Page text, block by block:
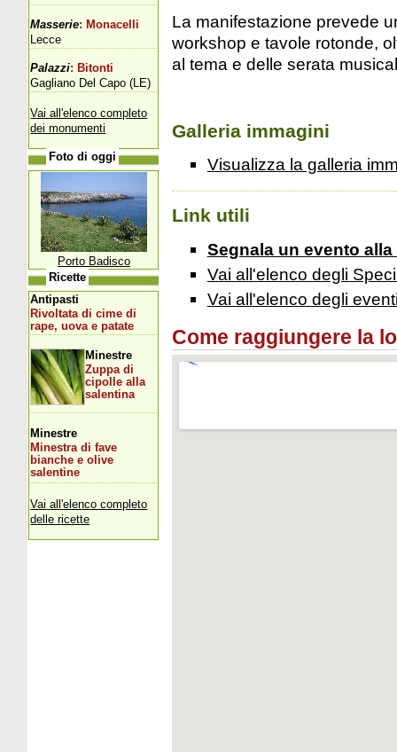
La manifestazione prevede
workshop e tavole rotonde,
al tema e delle serata
Galleria immagini
Visualizza la galleria
Link utili
Segnala un evento
Vai all'elenco degli
Vai all'elenco degli
Come raggiungere la
Masserie: Monacelli
Lecce
Palazzi: Bitonti
Gagliano Del Capo (LE)
Vai all'elenco completo
dei monumenti
Foto di oggi
Porto Badisco
Ricette
Antipasti
Rivoltata di cime di
rape, uova e patate
Minestre
Zuppa di
cipolle alla
salentina
Minestre
Minestra di fave
bianche e olive
salentine
Vai all'elenco completo
delle ricette